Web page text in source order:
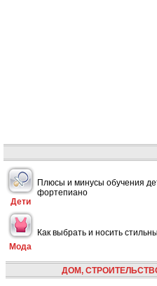
Дети
Плюсы и минусы обучения
фортепиано
Мода
Как выбрать и носить
ДОМ,